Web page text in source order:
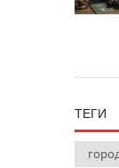
ТЕГИ